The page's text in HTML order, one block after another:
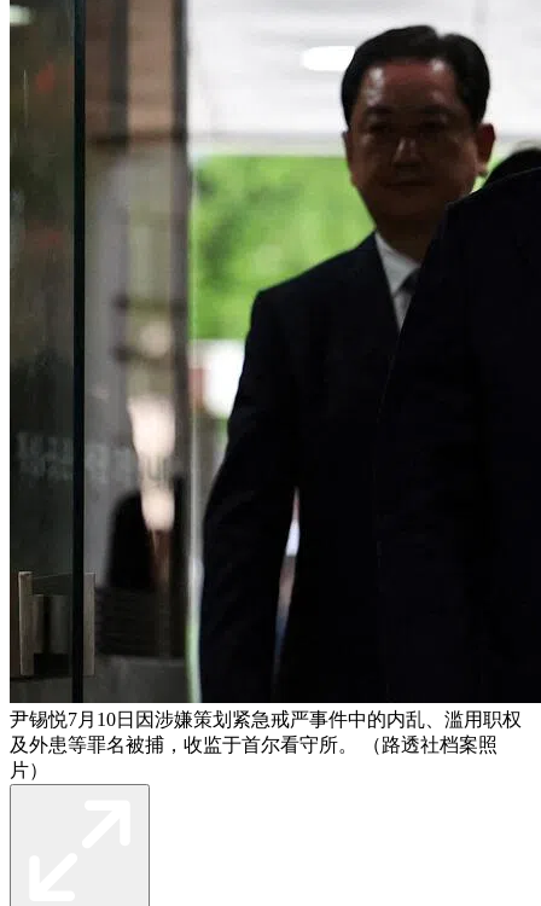
尹锡悦7月10日因涉嫌策划紧急戒严事件中的内乱、滥用职权
及外患等罪名被捕，收监于首尔看守所。 （路透社档案照
片）